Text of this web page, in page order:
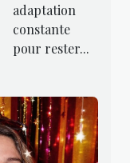
adaptation
constante
pour rester...